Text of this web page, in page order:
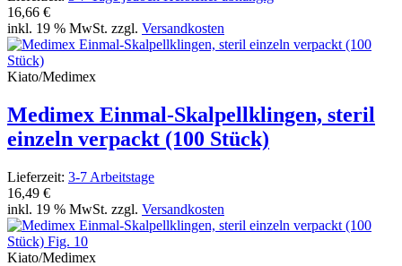
16,66 €
inkl. 19 % MwSt. zzgl. Versandkosten
Kiato/Medimex
Medimex Einmal-Skalpellklingen, steril
einzeln verpackt (100 Stück)
Lieferzeit: 3-7 Arbeitstage
16,49 €
inkl. 19 % MwSt. zzgl. Versandkosten
Kiato/Medimex